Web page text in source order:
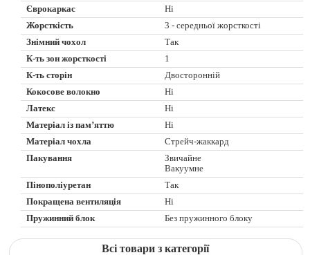
Єврокаркас
Ні
Жорсткість
3 - середньої жорсткості
Знімний чохол
Так
К-ть зон жорсткості
1
К-ть сторін
Двосторонній
Кокосове волокно
Ні
Латекс
Ні
Матеріал із пам’яттю
Ні
Матеріал чохла
Стрейч-жаккард
Пакування
Звичайне
Вакуумне
Пінополіуретан
Так
Покращена вентиляція
Ні
Пружинний блок
Без пружинного блоку
Всі товари з категорії